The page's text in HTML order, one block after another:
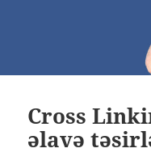
Cross
əlavə